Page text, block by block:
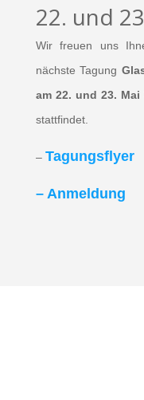
22. und
Wir freuen uns
nächste Tagung
am 22. und 23. Mai
stattfindet.
– Tagungsflyer
– Anmeldung